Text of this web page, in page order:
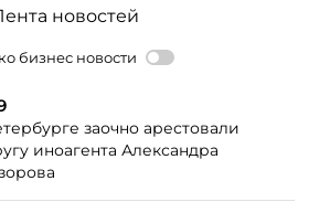
новостей
бизнес новости
заочно арестовали
иноагента Александра